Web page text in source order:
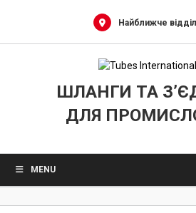
Найближче
ШЛАНГИ ТА
ДЛЯ
MENU